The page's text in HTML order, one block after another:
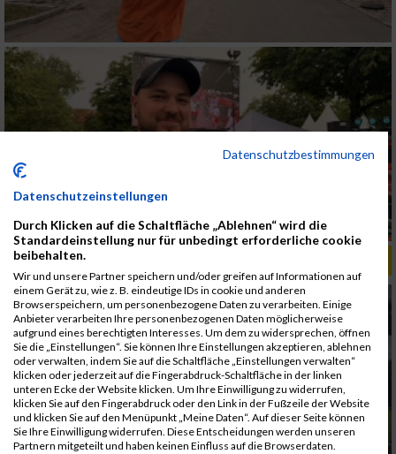
ALBUM B2RUN KÖLN / 05.09.2019
Datenschutzbestimmungen
Datenschutzeinstellungen
Durch Klicken auf die Schaltfläche „Ablehnen“ wird die
Standardeinstellung nur für unbedingt erforderliche cookie
beibehalten.
Wir und unsere Partner speichern und/oder greifen auf Informationen auf
einem Gerät zu, wie z. B. eindeutige IDs in cookie und anderen
Browserspeichern, um personenbezogene Daten zu verarbeiten. Einige
Anbieter verarbeiten Ihre personenbezogenen Daten möglicherweise
aufgrund eines berechtigten Interesses. Um dem zu widersprechen, öffnen
Sie die „Einstellungen“. Sie können Ihre Einstellungen akzeptieren, ablehnen
oder verwalten, indem Sie auf die Schaltfläche „Einstellungen verwalten“
klicken oder jederzeit auf die Fingerabdruck-Schaltfläche in der linken
unteren Ecke der Website klicken. Um Ihre Einwilligung zu widerrufen,
klicken Sie auf den Fingerabdruck oder den Link in der Fußzeile der Website
und klicken Sie auf den Menüpunkt „Meine Daten“. Auf dieser Seite können
Sie Ihre Einwilligung widerrufen. Diese Entscheidungen werden unseren
Partnern mitgeteilt und haben keinen Einfluss auf die Browserdaten.